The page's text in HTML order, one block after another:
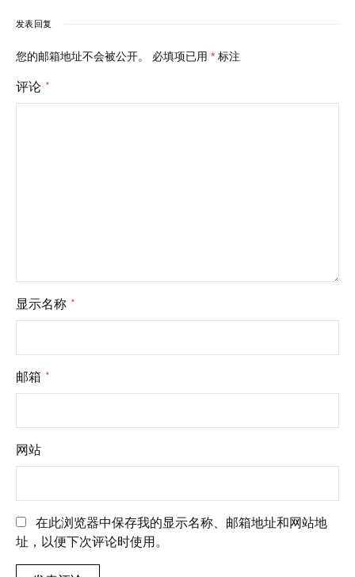
发表回复
您的邮箱地址不会被公开。 必填项已用 * 标注
评论 *
显示名称 *
邮箱 *
网站
在此浏览器中保存我的显示名称、邮箱地址和网站地
址，以便下次评论时使用。